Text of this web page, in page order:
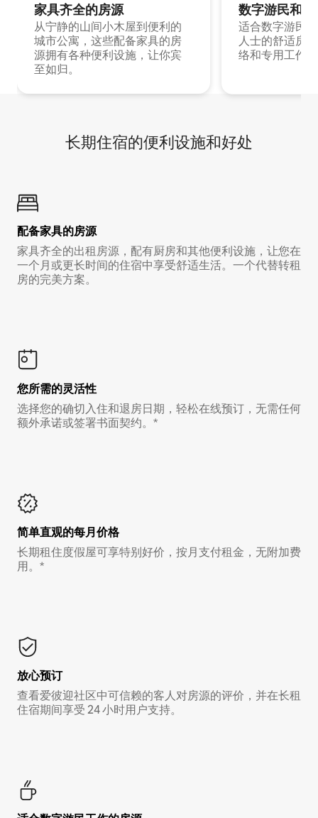
家具齐全的房源
从宁静的山间小木屋到便利的
城市公寓，这些配备家具的房
源拥有各种便利设施，让你宾
至如归。
数字游民和
适合数字游民
人士的舒适房
络和专用工作
长期住宿的便利设施和好处
配备家具的房源
家具齐全的出租房源，配有厨房和其他便利设施，让您在
一个月或更长时间的住宿中享受舒适生活。一个代替转租
房的完美方案。
您所需的灵活性
选择您的确切入住和退房日期，轻松在线预订，无需任何
额外承诺或签署书面契约。*
简单直观的每月价格
长期租住度假屋可享特别好价，按月支付租金，无附加费
用。*
放心预订
查看爱彼迎社区中可信赖的客人对房源的评价，并在长租
住宿期间享受 24 小时用户支持。